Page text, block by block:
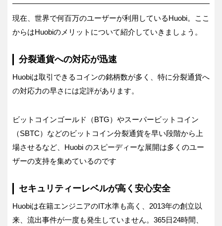
現在、世界で何百万のユーザーが利用しているHuobi。ここ
からはHuobiのメリットについて紹介していきましょう。
分裂通貨への対応が迅速
Huobiは取引できるコインの銘柄数が多く、特に分裂通貨へ
の対応力の早さには定評があります。
ビットコインゴールド（BTG）やスーパービットコイン
（SBTC）などのビットコイン分裂通貨を早い段階から上
場させるなど、Huobi のスピーディーな展開は多くのユー
ザーの支持を集めているのです
セキュリティーレベルが高く安心安全
Huobiは在籍エンジニアのIT水準も高く、2013年の創立以
来、流出事件が一度も発生していません。365日24時間、